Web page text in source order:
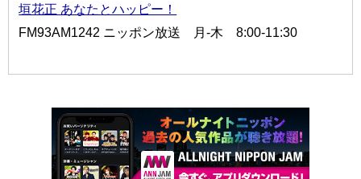
垣花正 あなたとハッピー！
FM93AM1242 ニッポン放送 月-木 8:00-11:30